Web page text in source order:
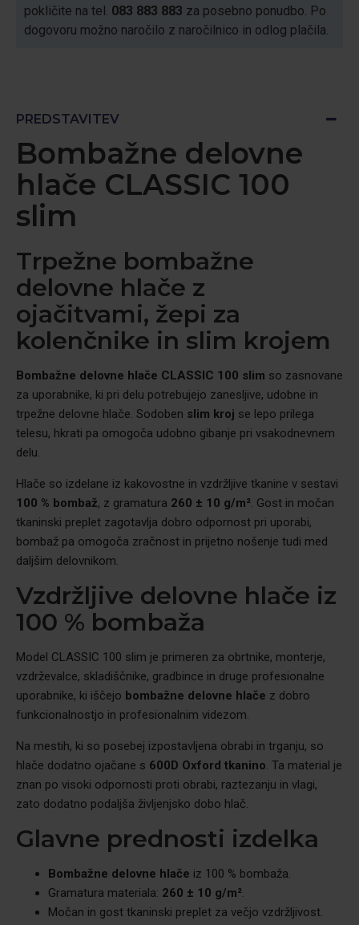
pokličite na tel. 083 883 883 za posebno ponudbo. Po
dogovoru možno naročilo z naročilnico in odlog plačila.
PREDSTAVITEV
Bombažne delovne
hlače CLASSIC 100
slim
Trpežne bombažne
delovne hlače z
ojačitvami, žepi za
kolenčnike in slim krojem
Bombažne delovne hlače CLASSIC 100 slim so zasnovane
za uporabnike, ki pri delu potrebujejo zanesljive, udobne in
trpežne delovne hlače. Sodoben slim kroj se lepo prilega
telesu, hkrati pa omogoča udobno gibanje pri vsakodnevnem
delu.
Hlače so izdelane iz kakovostne in vzdržljive tkanine v sestavi
100 % bombaž, z gramatura 260 ± 10 g/m². Gost in močan
tkaninski preplet zagotavlja dobro odpornost pri uporabi,
bombaž pa omogoča zračnost in prijetno nošenje tudi med
daljšim delovnikom.
Vzdržljive delovne hlače iz
100 % bombaža
Model CLASSIC 100 slim je primeren za obrtnike, monterje,
vzdrževalce, skladiščnike, gradbince in druge profesionalne
uporabnike, ki iščejo bombažne delovne hlače z dobro
funkcionalnostjo in profesionalnim videzom.
Na mestih, ki so posebej izpostavljena obrabi in trganju, so
hlače dodatno ojačane s 600D Oxford tkanino. Ta material je
znan po visoki odpornosti proti obrabi, raztezanju in vlagi,
zato dodatno podaljša življenjsko dobo hlač.
Glavne prednosti izdelka
Bombažne delovne hlače iz 100 % bombaža.
Gramatura materiala: 260 ± 10 g/m².
Močan in gost tkaninski preplet za večjo vzdržljivost.